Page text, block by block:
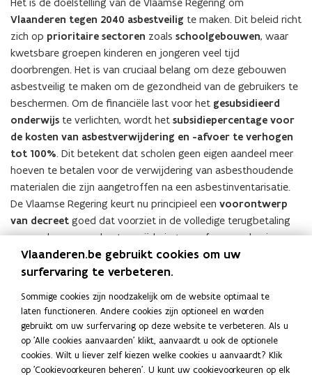
Het is de doelstelling van de Vlaamse Regering om
Vlaanderen tegen 2040 asbestveilig te maken. Dit beleid richt
zich op prioritaire sectoren zoals schoolgebouwen, waar
kwetsbare groepen kinderen en jongeren veel tijd
doorbrengen. Het is van cruciaal belang om deze gebouwen
asbestveilig te maken om de gezondheid van de gebruikers te
beschermen. Om de financiële last voor het gesubsidieerd
onderwijs te verlichten, wordt het subsidiepercentage voor
de kosten van asbestverwijdering en -afvoer te verhogen
tot 100%. Dit betekent dat scholen geen eigen aandeel meer
hoeven te betalen voor de verwijdering van asbesthoudende
materialen die zijn aangetroffen na een asbestinventarisatie.
De Vlaamse Regering keurt nu principieel een voorontwerp
van decreet goed dat voorziet in de volledige terugbetaling
van werken voor asbestverwijdering en -afvoer, op basis van
een door OVAM verstrekt asbestinventarisattest, dat bij de
subsidieaanvraag wordt gevoegd. Over dit voorontwerp van
van de Raad van State.
Documenten
V
R
2
VR 2025 0205 DOC.0346-1 Asbestdecreet
Onderwijs - nota BIS
V
R
2
Vlaanderen.be gebruikt cookies om uw
surfervaring te verbeteren.
Sommige cookies zijn noodzakelijk om de website optimaal te
laten functioneren. Andere cookies zijn optioneel en worden
gebruikt om uw surfervaring op deze website te verbeteren. Als u
op 'Alle cookies aanvaarden' klikt, aanvaardt u ook de optionele
cookies. Wilt u liever zelf kiezen welke cookies u aanvaardt? Klik
op 'Cookievoorkeuren beheren'. U kunt uw cookievoorkeuren op elk